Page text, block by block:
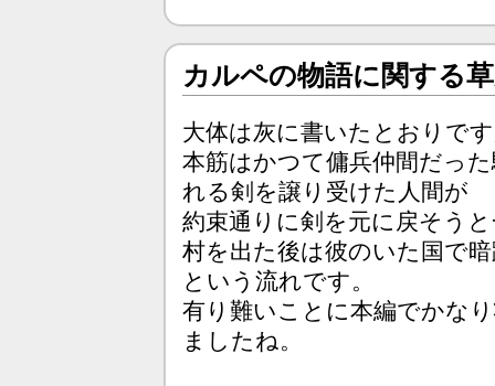
カルペの物語に関する
大体は灰に書いたとおりで
本筋はかつて傭兵仲間だっ
れる剣を譲り受けた人間が
約束通りに剣を元に戻そう
村を出た後は彼のいた国で
という流れです。
有り難いことに本編でかな
ましたね。